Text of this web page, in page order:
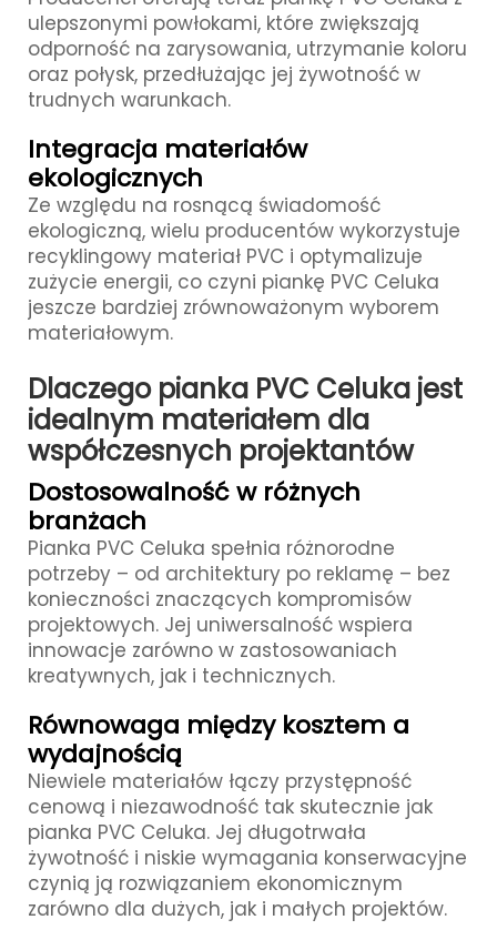
ulepszonymi powłokami, które zwiększają
odporność na zarysowania, utrzymanie koloru
oraz połysk, przedłużając jej żywotność w
trudnych warunkach.
Integracja materiałów
ekologicznych
Ze względu na rosnącą świadomość
ekologiczną, wielu producentów wykorzystuje
recyklingowy materiał PVC i optymalizuje
zużycie energii, co czyni piankę PVC Celuka
jeszcze bardziej zrównoważonym wyborem
materiałowym.
Dlaczego pianka PVC Celuka jest
idealnym materiałem dla
współczesnych projektantów
Dostosowalność w różnych
branżach
Pianka PVC Celuka spełnia różnorodne
potrzeby – od architektury po reklamę – bez
konieczności znaczących kompromisów
projektowych. Jej uniwersalność wspiera
innowacje zarówno w zastosowaniach
kreatywnych, jak i technicznych.
Równowaga między kosztem a
wydajnością
Niewiele materiałów łączy przystępność
cenową i niezawodność tak skutecznie jak
pianka PVC Celuka. Jej długotrwała
żywotność i niskie wymagania konserwacyjne
czynią ją rozwiązaniem ekonomicznym
zarówno dla dużych, jak i małych projektów.